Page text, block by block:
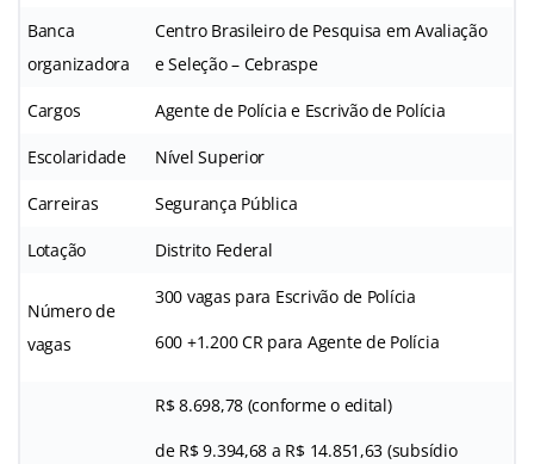
Banca
organizadora
Centro Brasileiro de Pesquisa em Avaliação
e Seleção – Cebraspe
Cargos Agente de Polícia e Escrivão de Polícia
Escolaridade Nível Superior
Carreiras Segurança Pública
Lotação Distrito Federal
Número de
vagas
300 vagas para Escrivão de Polícia
600 +1.200 CR para Agente de Polícia
R$ 8.698,78 (conforme o edital)
de R$ 9.394,68 a R$ 14.851,63 (subsídio